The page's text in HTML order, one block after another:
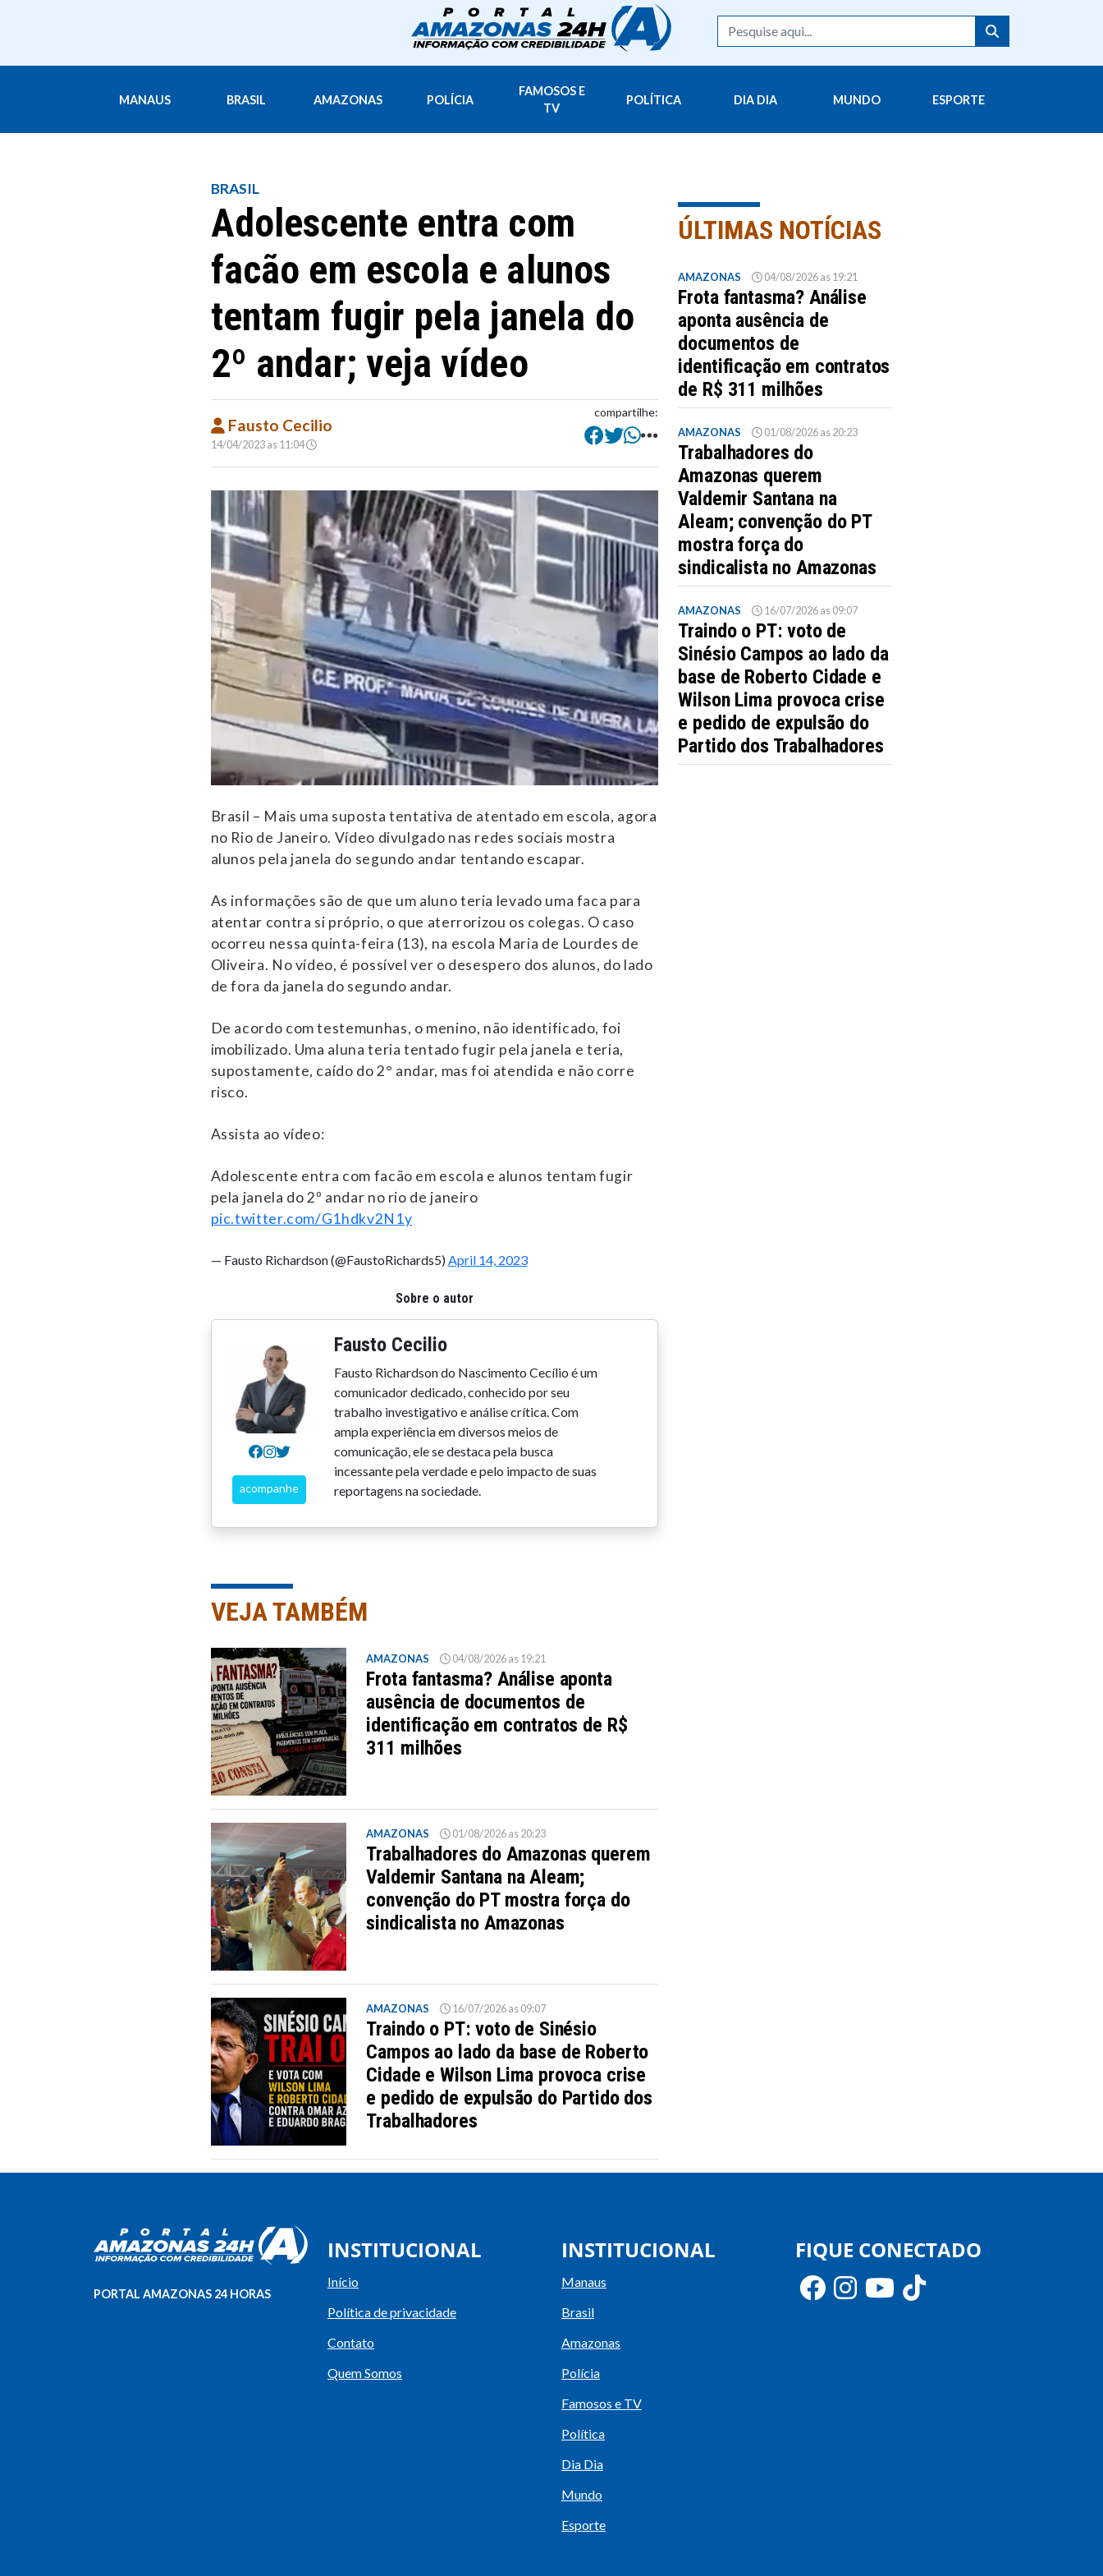
MANAUS BRASIL AMAZONAS POLÍCIA
FAMOSOS E
TV
POLÍTICA DIA DIA MUNDO ESPORTE
BRASIL
Adolescente entra com
facão em escola e alunos
tentam fugir pela janela do
2º andar; veja vídeo
Fausto Cecilio
14/04/2023 as 11:04
compartilhe:
Brasil – Mais uma suposta tentativa de atentado em escola, agora
no Rio de Janeiro. Vídeo divulgado nas redes sociais mostra
alunos pela janela do segundo andar tentando escapar.
As informações são de que um aluno teria levado uma faca para
atentar contra si próprio, o que aterrorizou os colegas. O caso
ocorreu nessa quinta-feira (13), na escola Maria de Lourdes de
Oliveira. No vídeo, é possível ver o desespero dos alunos, do lado
de fora da janela do segundo andar.
De acordo com testemunhas, o menino, não identificado, foi
imobilizado. Uma aluna teria tentado fugir pela janela e teria,
supostamente, caído do 2° andar, mas foi atendida e não corre
risco.
Assista ao vídeo:
Adolescente entra com facão em escola e alunos tentam fugir
pela janela do 2º andar no rio de janeiro
pic.twitter.com/G1hdkv2N1y
— Fausto Richardson (@FaustoRichards5)April 14, 2023
Sobre o autor
acompanhe
Fausto Cecilio
Fausto Richardson do Nascimento Cecílio é um
comunicador dedicado, conhecido por seu
trabalho investigativo e análise crítica. Com
ampla experiência em diversos meios de
comunicação, ele se destaca pela busca
incessante pela verdade e pelo impacto de suas
reportagens na sociedade.
VEJA TAMBÉM
AMAZONAS 04/08/2026 as 19:21
Frota fantasma? Análise aponta
ausência de documentos de
identificação em contratos de R$
311 milhões
AMAZONAS 01/08/2026 as 20:23
Trabalhadores do Amazonas querem
Valdemir Santana na Aleam;
convenção do PT mostra força do
sindicalista no Amazonas
AMAZONAS 16/07/2026 as 09:07
Traindo o PT: voto de Sinésio
Campos ao lado da base de Roberto
Cidade e Wilson Lima provoca crise
e pedido de expulsão do Partido dos
Trabalhadores
ÚLTIMAS NOTÍCIAS
AMAZONAS 04/08/2026 as 19:21
Frota fantasma? Análise
aponta ausência de
documentos de
identificação em contratos
de R$ 311 milhões
AMAZONAS 01/08/2026 as 20:23
Trabalhadores do
Amazonas querem
Valdemir Santana na
Aleam; convenção do PT
mostra força do
sindicalista no Amazonas
AMAZONAS 16/07/2026 as 09:07
Traindo o PT: voto de
Sinésio Campos ao lado da
base de Roberto Cidade e
Wilson Lima provoca crise
e pedido de expulsão do
Partido dos Trabalhadores
PORTAL AMAZONAS 24 HORAS
INSTITUCIONAL
Início
Política de privacidade
Contato
Quem Somos
INSTITUCIONAL
Manaus
Brasil
Amazonas
Polícia
Famosos e TV
Política
Dia Dia
Mundo
Esporte
FIQUE CONECTADO